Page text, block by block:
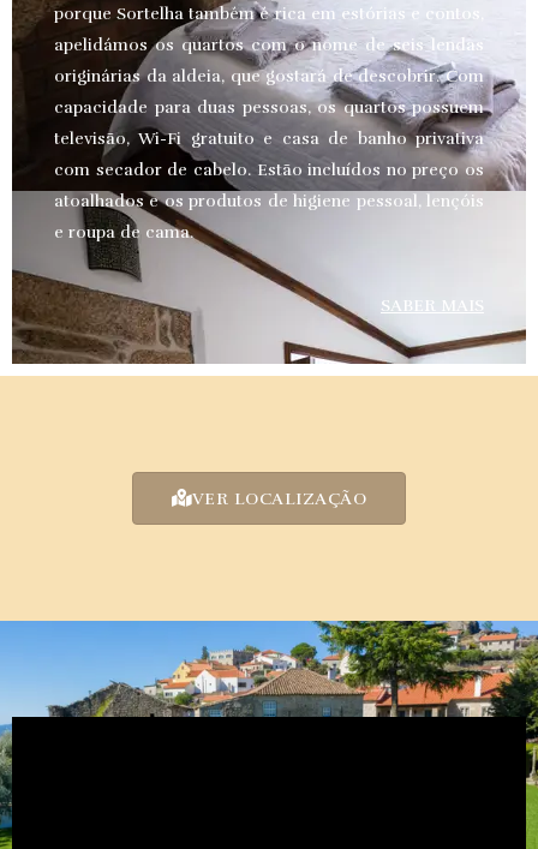
porque Sortelha também é rica em estórias e contos,
apelidámos os quartos com o nome de seis lendas
originárias da aldeia, que gostará de descobrir. Com
capacidade para duas pessoas, os quartos possuem
televisão, Wi-Fi gratuito e casa de banho privativa
com secador de cabelo. Estão incluídos no preço os
atoalhados e os produtos de higiene pessoal, lençóis
e roupa de cama.
SABER MAIS
VER LOCALIZAÇÃO